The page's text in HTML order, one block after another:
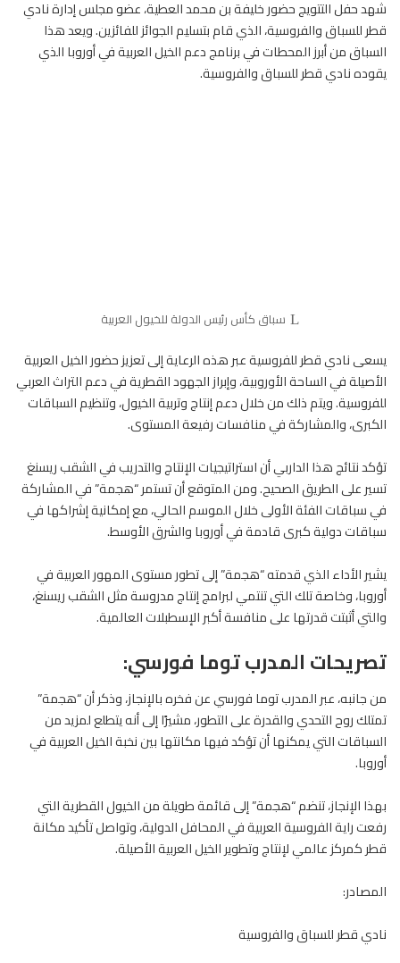
شهد حفل التتويج حضور خليفة بن محمد العطية، عضو مجلس إدارة نادي
قطر للسباق والفروسية، الذي قام بتسليم الجوائز للفائزين. ويعد هذا
السباق من أبرز المحطات في برنامج دعم الخيل العربية في أوروبا الذي
يقوده نادي قطر للسباق والفروسية.
سباق كأس رئيس الدولة للخيول العربية
يسعى نادي قطر للفروسية عبر هذه الرعاية إلى تعزيز حضور الخيل العربية
الأصيلة في الساحة الأوروبية، وإبراز الجهود القطرية في دعم التراث العربي
للفروسية. ويتم ذلك من خلال دعم إنتاج وتربية الخيول، وتنظيم السباقات
الكبرى، والمشاركة في منافسات رفيعة المستوى.
تؤكد نتائج هذا الداربي أن استراتيجيات الإنتاج والتدريب في الشقب ريسنغ
تسير على الطريق الصحيح. ومن المتوقع أن تستمر “هجمة” في المشاركة
في سباقات الفئة الأولى خلال الموسم الحالي، مع إمكانية إشراكها في
سباقاتدولية كبرى قادمة في أوروبا والشرق الأوسط.
يشير الأداء الذي قدمته “هجمة” إلى تطور مستوى المهور العربية في
أوروبا، وخاصة تلك التي تنتمي لبرامج إنتاج مدروسة مثل الشقب ريسنغ،
والتي أثبتت قدرتها على منافسة أكبر الإسطبلات العالمية.
تصريحات المدرب توما فورسي:
من جانبه، عبر المدرب توما فورسي عن فخره بالإنجاز، وذكر أن “هجمة”
تمتلك روح التحدي والقدرة على التطور، مشيرًا إلى أنه يتطلع لمزيد من
السباقات التي يمكنها أن تؤكد فيها مكانتها بين نخبة الخيل العربية في
أوروبا.
بهذا الإنجاز، تنضم “هجمة” إلى قائمة طويلة من الخيول القطرية التي
رفعت راية الفروسية العربية في المحافل الدولية، وتواصل تأكيد مكانة
قطر كمركز عالمي لإنتاج وتطوير الخيل العربية الأصيلة.
المصادر:
نادي قطر للسباق والفروسية